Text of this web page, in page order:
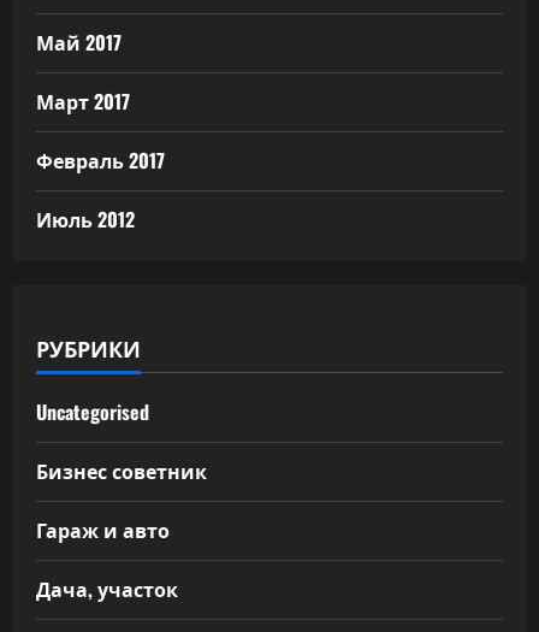
Май 2017
Март 2017
Февраль 2017
Июль 2012
РУБРИКИ
Uncategorised
Бизнес советник
Гараж и авто
Дача, участок